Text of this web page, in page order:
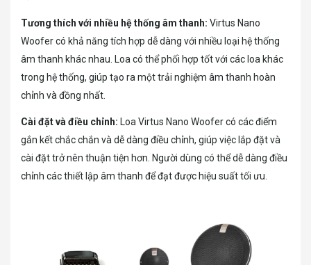
Tương thích với nhiều hệ thống âm thanh: Virtus Nano
Woofer có khả năng tích hợp dễ dàng với nhiều loại hệ thống
âm thanh khác nhau. Loa có thể phối hợp tốt với các loa khác
trong hệ thống, giúp tạo ra một trải nghiệm âm thanh hoàn
chỉnh và đồng nhất.
Cài đặt và điều chỉnh: Loa Virtus Nano Woofer có các điểm
gắn kết chắc chắn và dễ dàng điều chỉnh, giúp việc lắp đặt và
cài đặt trở nên thuận tiện hơn. Người dùng có thể dễ dàng điều
chỉnh các thiết lập âm thanh để đạt được hiệu suất tối ưu.